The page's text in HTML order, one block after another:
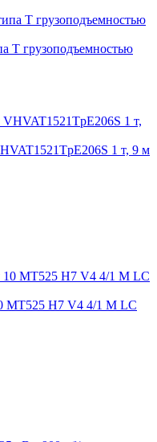
Т грузоподъемностью
1 т, 9 м
MT525 H7 V4 4/1 M LC